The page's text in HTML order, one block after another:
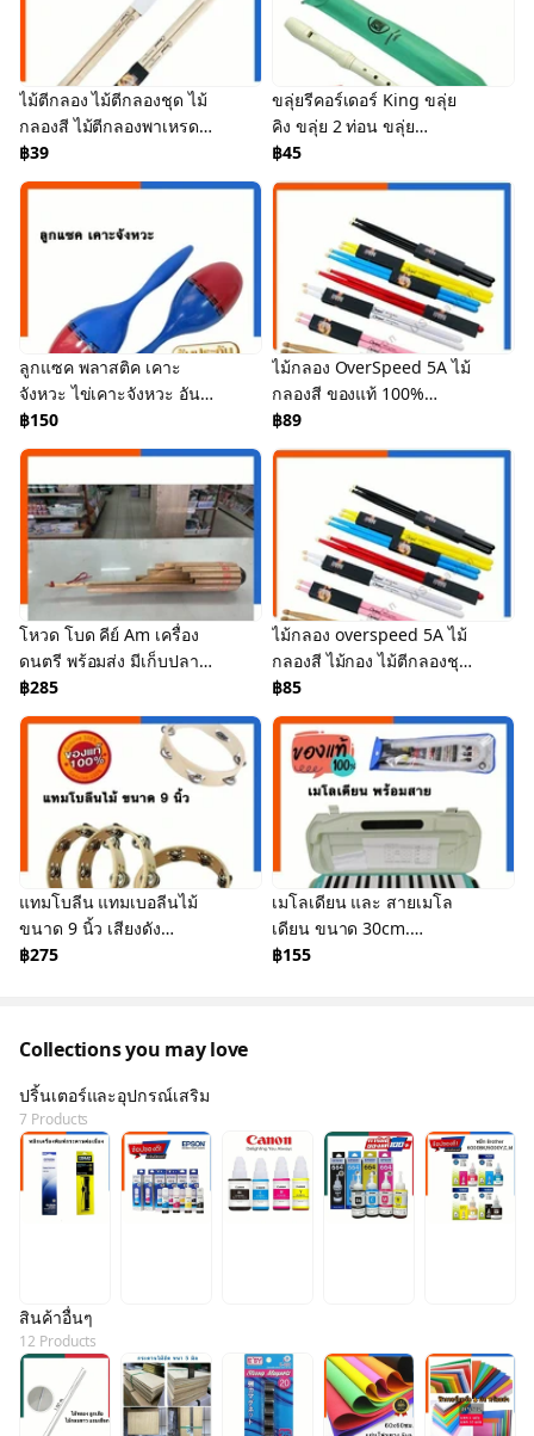
ไม้ตีกลอง ไม้ตีกลองชุด ไม้
กลองสี ไม้ตีกลองพาเหรด
Overspeed (1คู่) ขนาด
5A/7A/5B ไม้กลองแต๊ก
฿39
ขลุ่ยรีคอร์เดอร์ King ขลุ่ย
คิง ขลุ่ย 2 ท่อน ขลุ่ย
นักเรียน ขลุ่ยฝรั่ง พร้อมส่ง
มีเก็บปลายทาง
฿45
ลูกแซค พลาสติค เคาะ
จังหวะ ไข่เคาะจังหวะ อัน
ใหญ่ พร้อมส่ง US.Station
฿150
ไม้กลอง OverSpeed 5A ไม้
กลองสี ของแท้ 100%
Drumstick เคลือบสี ไม้
Maple เมเปิ้ล US.Station
฿89
โหวด โบด คีย์ Am เครื่อง
ดนตรี พร้อมส่ง มีเก็บปลาย
ทาง US.Station
฿285
ไม้กลอง overspeed 5A ไม้
กลองสี ไม้กอง ไม้ตีกลองชุด
ไม้กลองมืออาชีพ พร้อมส่ง
US.Station
฿85
แทมโบลีน แทมเบอลีนไม้
ขนาด 9 นิ้ว เสียงดัง
ทนทาน พร้อมส่ง
฿275
เมโลเดียน และ สายเมโล
เดียน ขนาด 30cm.
YAMABICHI พร้อมส่ง มีเก็บ
฿155
Collections you may love
ปริ้นเตอร์และอุปกรณ์เสริม
7 Products
สินค้าอื่นๆ
12 Products